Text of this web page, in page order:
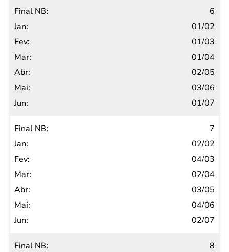
6
01/02
01/03
01/04
02/05
03/06
01/07
7
02/02
04/03
02/04
03/05
04/06
02/07
8